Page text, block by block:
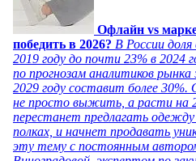
Офлайн vs
победить в 2026? В России доля
2019 году до почти 23% в 2024
по прогнозам аналитиков
2029 году составит более
не просто выжить, а расти на
перестанет предлагать одежду
полках, и начнет продавать
эту тему с постоянным